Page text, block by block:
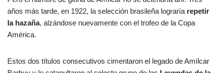
años más tarde, en 1922, la selección brasileña lograría repetir
la hazaña, alzándose nuevamente con el trofeo de la Copa
América.
Estos dos títulos consecutivos cimentaron el legado de Amílcar